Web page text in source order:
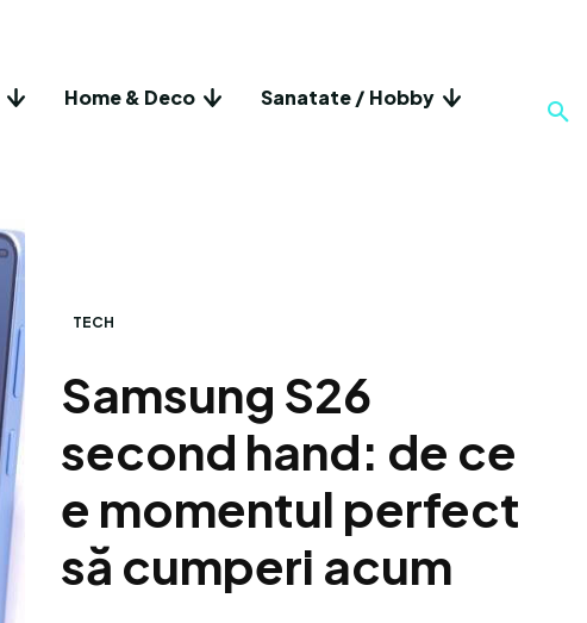
Home & Deco
Sanatate / Hobby
TECH
Samsung S26
second hand: de ce
e momentul perfect
să cumperi acum